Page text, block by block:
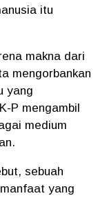
itu
makna dari
mengorbankan
yang
P mengambil
medium
sebuah
yang